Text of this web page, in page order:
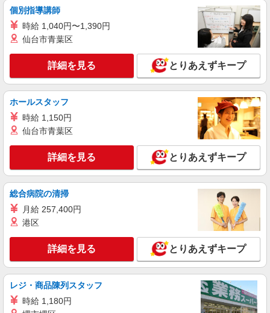
【楽天モバイル】の店舗スタッフ
時給1650円〜1850円（経験・能力による） ※
残業代支給 ★交通費別途支給（規定あり） ゜
+゜・。○。・゜+゜・。○。・゜+゜ 入社祝い金10
万円支給(規定有) お友達を紹介頂くと, インセンテ
ィブ支給(規定有) ★月2回払い・週払い可能（規程
有）★ ゜・。○。・゜+゜・。○。・゜+゜
島根県出雲市の楽天モバイルショップ
キープ 詳細を見る
紹介予定派遣
株式会社シエロ
時給1200円〜 ※残業代支給 ★交通費別途支給
（規定あり） ゜+゜・。○。・゜+゜・。○。・゜
+゜ 入社祝い金10万円支給(規定有) お友達を紹介
頂くと, インセンティブ支給(規定有) ★月2回払
い・週払い可能（規程有）★ ゜・。○。・゜
島根県出雲市のauショップ
キープ 詳細を見る
紹介予定派遣
【softbank】人気機種に詳しくなれる携帯販
売
時給1400円〜 ※残業代支給 ★交通費別途支給
（規定あり） ゜+゜・。○。・゜+゜・。○。・゜
+゜ 入社祝い金10万円支給(規定有) お友達を紹介
頂くと, インセンティブ支給(規定有) ★月2回払
島根県出雲市のsoftbankショップ
個別指導講師
時給 1,040円〜1,390円
仙台市青葉区
詳細を見る とりあえずキープ
ホールスタッフ
時給 1,150円
仙台市青葉区
詳細を見る とりあえずキープ
総合病院の清掃
月給 257,400円
港区
詳細を見る とりあえずキープ
レジ・商品陳列スタッフ
時給 1,180円